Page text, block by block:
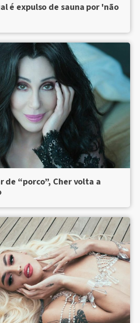
é expulso de sauna por 'não
de “porco”, Cher volta a